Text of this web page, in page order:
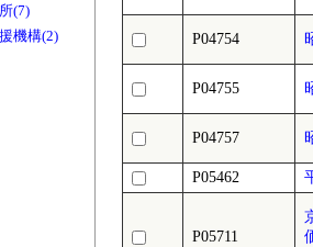
(7)
機構(2)
P04754
P04755
P04757
P05462
P05711